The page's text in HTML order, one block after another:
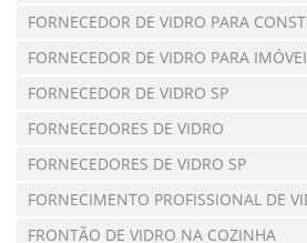
FORNECEDOR DE VIDRO PARA
FORNECEDOR DE VIDRO PARA
FORNECEDOR DE VIDRO SP
FORNECEDORES DE VIDRO
FORNECEDORES DE VIDRO SP
FORNECIMENTO PROFISSIONAL DE
FRONTÃO DE VIDRO NA COZINHA